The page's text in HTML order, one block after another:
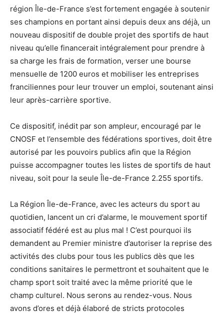
région Île-de-France s’est fortement engagée à soutenir
ses champions en portant ainsi depuis deux ans déjà, un
nouveau dispositif de double projet des sportifs de haut
niveau qu’elle financerait intégralement pour prendre à
sa charge les frais de formation, verser une bourse
mensuelle de 1200 euros et mobiliser les entreprises
franciliennes pour leur trouver un emploi, soutenant ainsi
leur après-carrière sportive.
Ce dispositif, inédit par son ampleur, encouragé par le
CNOSF et l’ensemble des fédérations sportives, doit être
autorisé par les pouvoirs publics afin que la Région
puisse accompagner toutes les listes de sportifs de haut
niveau, soit pour la seule Île-de-France 2.255 sportifs.
La Région Île-de-France, avec les acteurs du sport au
quotidien, lancent un cri d’alarme, le mouvement sportif
associatif fédéré est au plus mal ! C’est pourquoi ils
demandent au Premier ministre d’autoriser la reprise des
activités des clubs pour tous les publics dès que les
conditions sanitaires le permettront et souhaitent que le
champ sport soit traité avec la même priorité que le
champ culturel. Nous serons au rendez-vous. Nous
avons d’ores et déjà élaboré de stricts protocoles